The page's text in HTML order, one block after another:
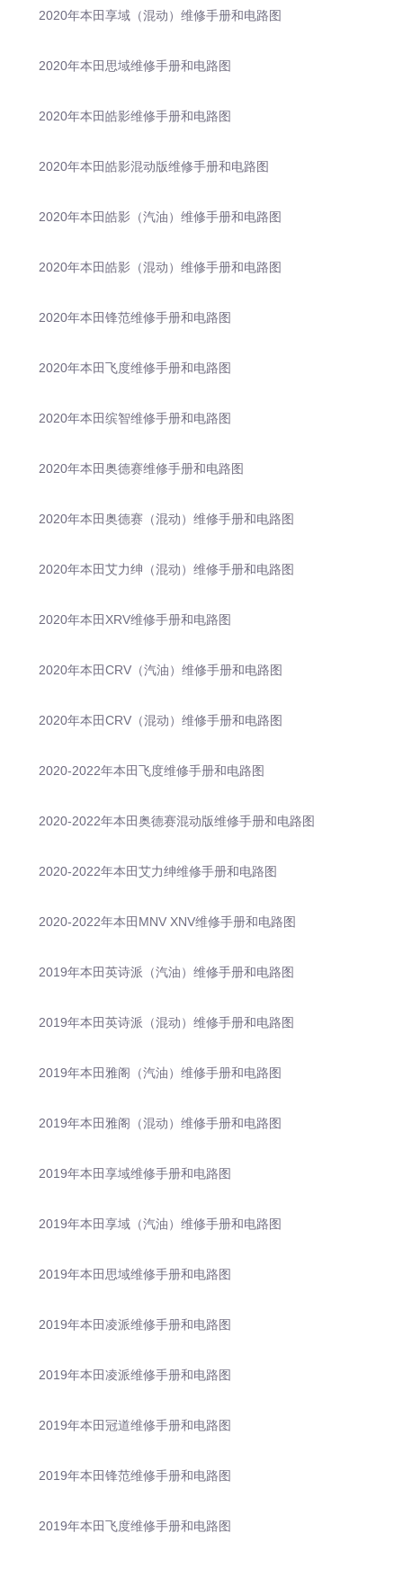
2020年本田享域（混动）维修手册和电路图
2020年本田思域维修手册和电路图
2020年本田皓影维修手册和电路图
2020年本田皓影混动版维修手册和电路图
2020年本田皓影（汽油）维修手册和电路图
2020年本田皓影（混动）维修手册和电路图
2020年本田锋范维修手册和电路图
2020年本田飞度维修手册和电路图
2020年本田缤智维修手册和电路图
2020年本田奥德赛维修手册和电路图
2020年本田奥德赛（混动）维修手册和电路图
2020年本田艾力绅（混动）维修手册和电路图
2020年本田XRV维修手册和电路图
2020年本田CRV（汽油）维修手册和电路图
2020年本田CRV（混动）维修手册和电路图
2020-2022年本田飞度维修手册和电路图
2020-2022年本田奥德赛混动版维修手册和电路图
2020-2022年本田艾力绅维修手册和电路图
2020-2022年本田MNV XNV维修手册和电路图
2019年本田英诗派（汽油）维修手册和电路图
2019年本田英诗派（混动）维修手册和电路图
2019年本田雅阁（汽油）维修手册和电路图
2019年本田雅阁（混动）维修手册和电路图
2019年本田享域维修手册和电路图
2019年本田享域（汽油）维修手册和电路图
2019年本田思域维修手册和电路图
2019年本田凌派维修手册和电路图
2019年本田凌派维修手册和电路图
2019年本田冠道维修手册和电路图
2019年本田锋范维修手册和电路图
2019年本田飞度维修手册和电路图